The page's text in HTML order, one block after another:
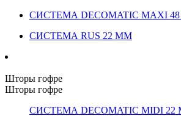
СИСТЕМА DECOMATIC MAXI
СИСТЕМА RUS 22 ММ
Шторы гофре
Шторы гофре
СИСТЕМА DECOMATIC MIDI